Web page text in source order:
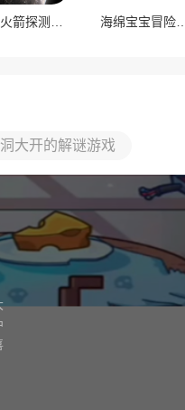
海绵宝宝冒险果酱世界
大开的解谜游戏